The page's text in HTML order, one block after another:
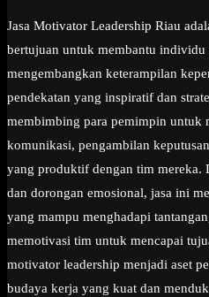
Jasa Motivator Leadership Riau
bertujuan untuk membantu individu
mengembangkan keterampilan
pendekatan yang inspiratif dan
membimbing para pemimpin untuk
komunikasi, pengambilan
yang produktif dengan tim mereka.
dan dorongan emosional, jasa ini
yang mampu menghadapi
memotivasi tim untuk mencapai
motivator leadership menjadi aset
budaya kerja yang kuat dan